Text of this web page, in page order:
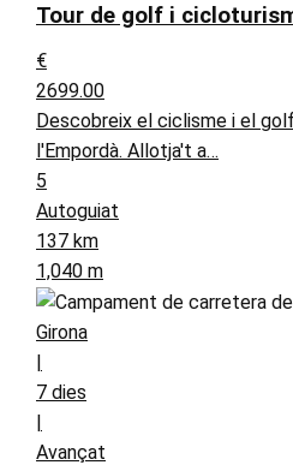
Tour de golf i
€
2699.00
Descobreix el ciclisme i el
l'Empordà. Allotja't a…
5
Autoguiat
137 km
1,040 m
Girona
|
7 dies
|
Avançat